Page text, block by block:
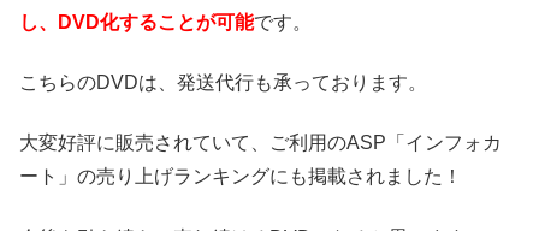
し、DVD化することが可能です。
こちらのDVDは、発送代行も承っております。
大変好評に販売されていて、ご利用のASP「インフォカ
ート」の売り上げランキングにも掲載されました！